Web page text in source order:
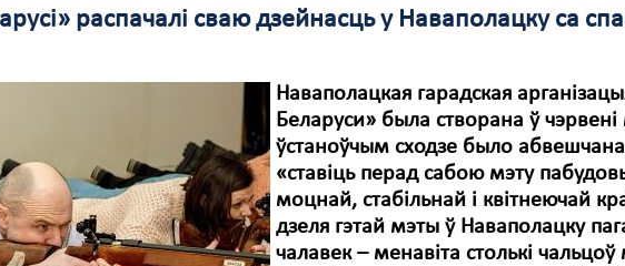
распачалі сваю дзейнасць у Наваполацку са
Наваполацкая гарадская
Беларуси» была створана ў чэрвені
ўстаноўчым сходзе было
«ставіць перад сабою мэту
моцнай, стабільнай і квітнеючай
дзеля гэтай мэты ў Наваполацку
чалавек – менавіта столькі